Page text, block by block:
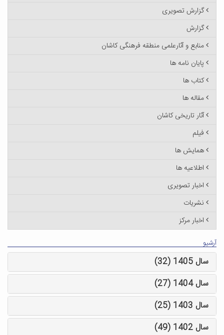
گزارش تصویری
گزارش
منابع و آثارعلمی منطقه فرهنگی کاشان
پایان نامه ها
کتاب ها
مقاله ها
آثار تاریخی کاشان
فیلم
همایش ها
اطلاعیه ها
اخبار تصویری
نشریات
اخبار مرکز
آرشیو
سال 1405 (32)
سال 1404 (27)
سال 1403 (25)
سال 1402 (49)